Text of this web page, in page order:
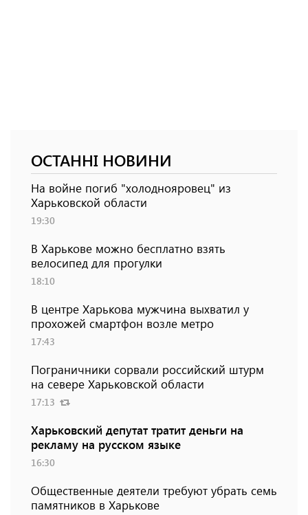
ОСТАННІ НОВИНИ
На войне погиб "холоднояровец" из
Харьковской области
19:30
В Харькове можно бесплатно взять
велосипед для прогулки
18:10
В центре Харькова мужчина выхватил у
прохожей смартфон возле метро
17:43
Пограничники сорвали российский штурм
на севере Харьковской области
17:13
Харьковский депутат тратит деньги на
рекламу на русском языке
16:30
Общественные деятели требуют убрать семь
памятников в Харькове